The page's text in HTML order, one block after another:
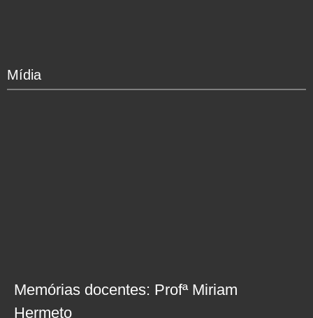
Mídia
Memórias docentes: Profª Miriam
Hermeto